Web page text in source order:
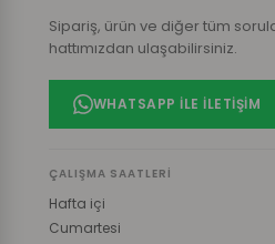
Sipariş, ürün ve diğer tüm
hattımızdan ulaşabilirsiniz.
WHATSAPP ILE İLETIŞIM
ÇALIŞMA SAATLERI
Hafta içi
Cumartesi